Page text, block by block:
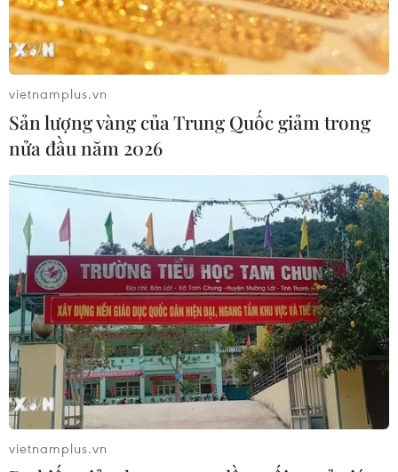
Ukraine: "70% lính Nga đã quay trở về phía
bên kia biên giới"
10/09/2014 10:49
Tổng thống Ukraine Petro Poroshenko cho biết Moskva
đã điều động lượng lớn các binh sỹ mà ông Poroshenko
cho là hiện diện tại miền Đông Ukraine trở về phía lãnh
thổ của Nga.
vietnamplus.vn
Sản lượng vàng của Trung Quốc giảm trong
nửa đầu năm 2026
vietnamplus.vn